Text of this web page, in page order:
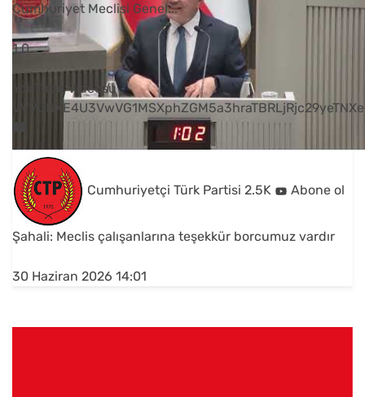
Cumhuriyet Meclisi Genel...
1 0
YouTube Videosu
Cumhuriyetçi Türk Partisi 2.5K Abone ol
Şahali: Meclis çalışanlarına teşekkür borcumuz vardır
30 Haziran 2026 14:01